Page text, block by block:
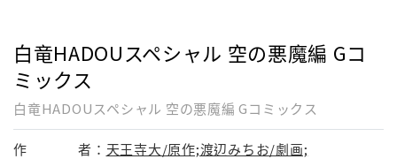
白竜HADOUスペシャル 空の悪魔編 Gコ
ミックス
白竜HADOUスペシャル 空の悪魔編 Gコミックス
作 者： 天王寺大/原作;渡辺みちお/劇画;